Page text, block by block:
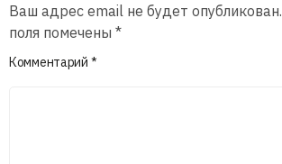
Ваш адрес email не будет опубликован.
поля помечены *
Комментарий *